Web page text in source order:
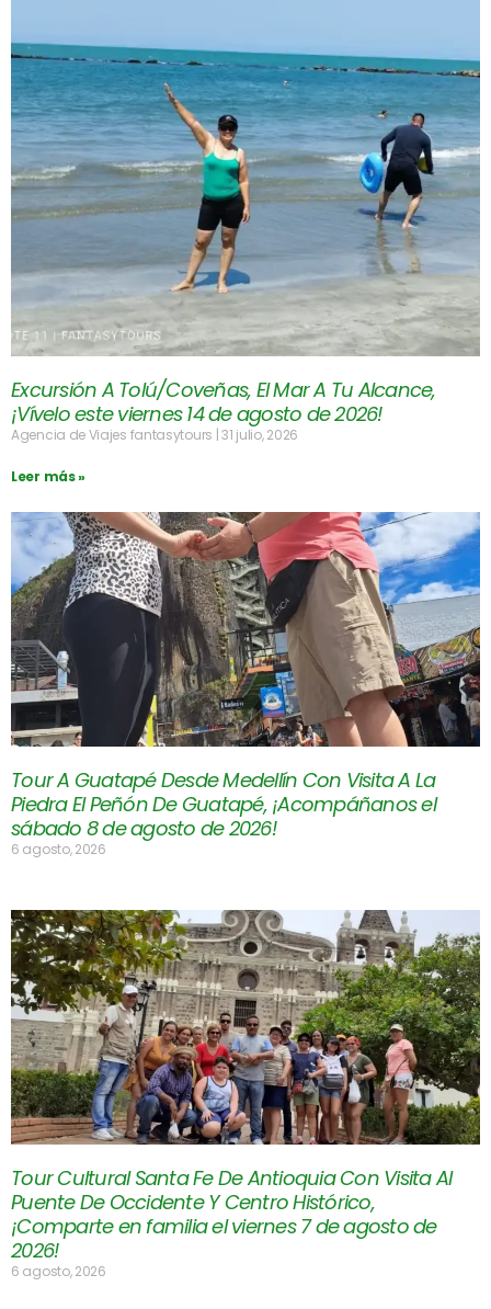
Excursión A Tolú/Coveñas, El Mar A Tu Alcance,
¡Vívelo este viernes 14 de agosto de 2026!
Agencia de Viajes fantasytours 31 julio, 2026
Leer más »
Tour A Guatapé Desde Medellín Con Visita A La
Piedra El Peñón De Guatapé, ¡Acompáñanos el
sábado 8 de agosto de 2026!
6 agosto, 2026
Tour Cultural Santa Fe De Antioquia Con Visita Al
Puente De Occidente Y Centro Histórico,
¡Comparte en familia el viernes 7 de agosto de
2026!
6 agosto, 2026